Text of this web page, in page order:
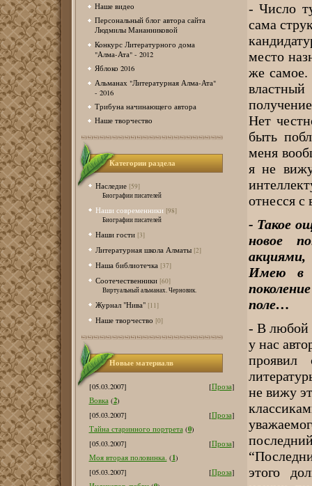
Наше видео
Персональный блог автора сайта
Людмилы Мананниковой
Конкурс Литературного дома
"Алма-Ата" - 2012
Яблоко 2016
Альманах "Литературная Алма-Ата"
- 2016
Трибуна начинающего автора
Наше творчество
Категории раздела
Наследие [59]
Биографии писателей
Наши современники [98]
Биографии писателей
Наши гости [3]
Литературная школа Алматы [2]
Наша библиотечка [37]
Соотечественники [60]
Виртуальный альманах. Черновик.
Журнал "Нива" [11]
Наше творчество [0]
Новые материалв
[05.03.2007] [Проза]
Вовка (2)
[05.03.2007]
[Проза]
Тайна старинного портрета (0)
[05.03.2007]
[Проза]
Моя вторая половинка. (1)
[05.03.2007]
[Проза]
- Число
сама
место
же самое.
Нет
быть
меня
я не
отнесся с
- Такое
новое
Имею в
поле…
- В любой
у нас
проявил
не вижу
этого